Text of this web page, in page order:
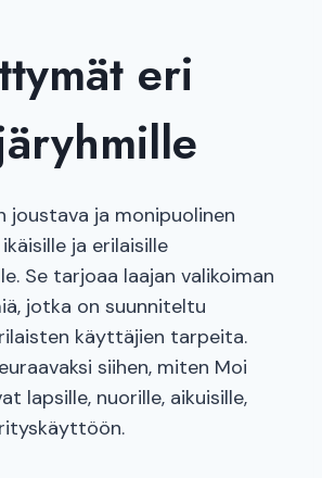
eri
joustava ja monipuolinen
ja erilaisille
Se tarjoaa laajan valikoiman
jotka on suunniteltu
käyttäjien tarpeita.
siihen, miten Moi
lapsille, nuorille, aikuisille,